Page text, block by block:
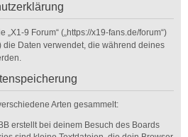
9 Forum“ („https://x19-fans.de/forum“)
die Daten verwendet, die während deines
Arten gesammelt:
erstellt bei deinem Besuch des Boards